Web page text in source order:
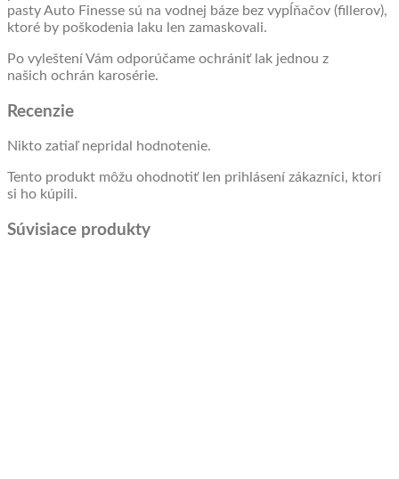
pasty Auto Finesse sú na vodnej báze bez vypĺňačov (fillerov),
ktoré by poškodenia laku len zamaskovali.
Po vyleštení Vám odporúčame ochrániť lak jednou z
našich ochrán karosérie.
Recenzie
Nikto zatiaľ nepridal hodnotenie.
Tento produkt môžu ohodnotiť len prihlásení zákazníci, ktorí
si ho kúpili.
Súvisiace produkty